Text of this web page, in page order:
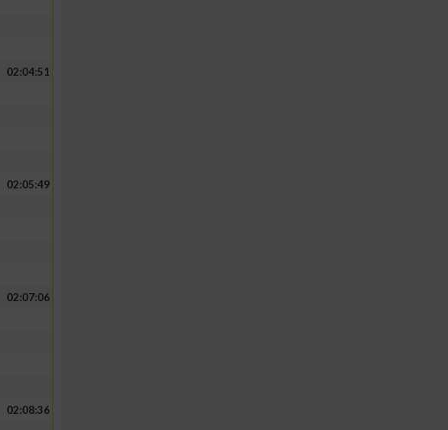
02:04:51
02:05:49
02:07:06
02:08:36